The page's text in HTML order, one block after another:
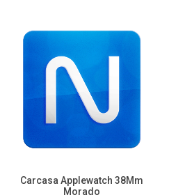
Carcasa Applewatch 38Mm
Morado